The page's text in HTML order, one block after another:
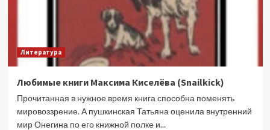
Литература
Любимые книги Максима Киселёва (Snailkick)
Прочитанная в нужное время книга способна поменять
мировоззрение. А пушкинская Татьяна оценила внутренний
мир Онегина по его книжной полке и...